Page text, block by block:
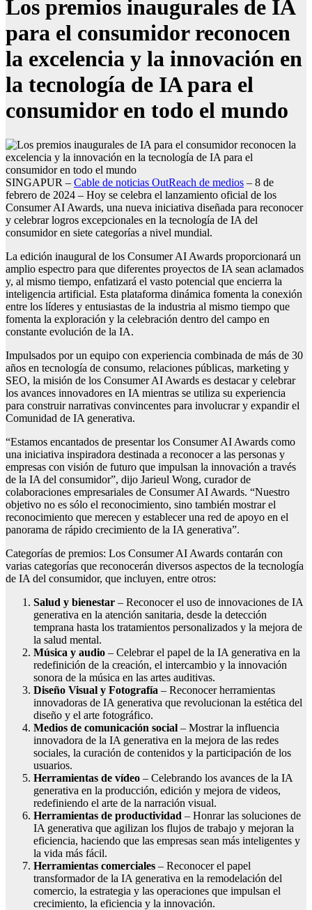
Los premios inaugurales de IA
para el consumidor reconocen
la excelencia y la innovación en
la tecnología de IA para el
consumidor en todo el mundo
SINGAPUR – Cable de noticias OutReach de medios – 8 de
febrero de 2024 – Hoy se celebra el lanzamiento oficial de los
Consumer AI Awards, una nueva iniciativa diseñada para reconocer
y celebrar logros excepcionales en la tecnología de IA del
consumidor en siete categorías a nivel mundial.
La edición inaugural de los Consumer AI Awards proporcionará un
amplio espectro para que diferentes proyectos de IA sean aclamados
y, al mismo tiempo, enfatizará el vasto potencial que encierra la
inteligencia artificial. Esta plataforma dinámica fomenta la conexión
entre los líderes y entusiastas de la industria al mismo tiempo que
fomenta la exploración y la celebración dentro del campo en
constante evolución de la IA.
Impulsados ​​por un equipo con experiencia combinada de más de 30
años en tecnología de consumo, relaciones públicas, marketing y
SEO, la misión de los Consumer AI Awards es destacar y celebrar
los avances innovadores en IA mientras se utiliza su experiencia
para construir narrativas convincentes para involucrar y expandir el
Comunidad de IA generativa.
“Estamos encantados de presentar los Consumer AI Awards como
una iniciativa inspiradora destinada a reconocer a las personas y
empresas con visión de futuro que impulsan la innovación a través
de la IA del consumidor”, dijo Jarieul Wong, curador de
colaboraciones empresariales de Consumer AI Awards. “Nuestro
objetivo no es sólo el reconocimiento, sino también mostrar el
reconocimiento que merecen y establecer una red de apoyo en el
panorama de rápido crecimiento de la IA generativa”.
Categorías de premios: Los Consumer AI Awards contarán con
varias categorías que reconocerán diversos aspectos de la tecnología
de IA del consumidor, que incluyen, entre otros:
Salud y bienestar – Reconocer el uso de innovaciones de IA
generativa en la atención sanitaria, desde la detección
temprana hasta los tratamientos personalizados y la mejora de
la salud mental.
Música y audio – Celebrar el papel de la IA generativa en la
redefinición de la creación, el intercambio y la innovación
sonora de la música en las artes auditivas.
Diseño Visual y Fotografía – Reconocer herramientas
innovadoras de IA generativa que revolucionan la estética del
diseño y el arte fotográfico.
Medios de comunicación social – Mostrar la influencia
innovadora de la IA generativa en la mejora de las redes
sociales, la curación de contenidos y la participación de los
usuarios.
Herramientas de vídeo – Celebrando los avances de la IA
generativa en la producción, edición y mejora de videos,
redefiniendo el arte de la narración visual.
Herramientas de productividad – Honrar las soluciones de
IA generativa que agilizan los flujos de trabajo y mejoran la
eficiencia, haciendo que las empresas sean más inteligentes y
la vida más fácil.
Herramientas comerciales – Reconocer el papel
transformador de la IA generativa en la remodelación del
comercio, la estrategia y las operaciones que impulsan el
crecimiento, la eficiencia y la innovación.